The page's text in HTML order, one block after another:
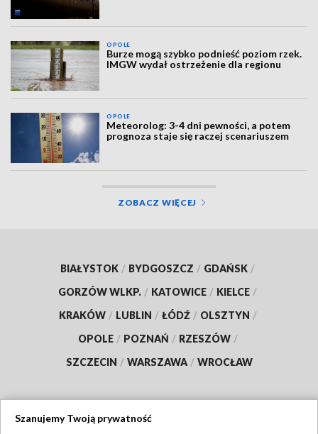
OPOLE
Burze mogą szybko podnieść poziom rzek.
IMGW wydał ostrzeżenie dla regionu
OPOLE
Meteorolog: 3-4 dni pewności, a potem
prognoza staje się raczej scenariuszem
ZOBACZ WIĘCEJ
BIAŁYSTOK / BYDGOSZCZ / GDAŃSK /
GORZÓW WLKP. / KATOWICE / KIELCE /
KRAKÓW / LUBLIN / ŁÓDŹ / OLSZTYN /
OPOLE / POZNAŃ / RZESZÓW /
SZCZECIN / WARSZAWA / WROCŁAW
Szanujemy Twoją prywatność